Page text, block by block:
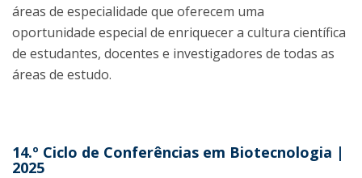
áreas de especialidade que oferecem uma
oportunidade especial de enriquecer a cultura científica
de estudantes, docentes e investigadores de todas as
áreas de estudo.
14.º Ciclo de Conferências em Biotecnologia |
2025